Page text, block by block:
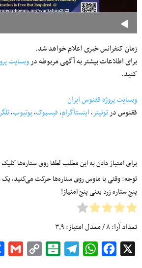
زمان کنفرانس خبرى اعلام خواهد شد.
براى اطلاعات بیشتر به آگهی مربوطه دروبسایت
کنید.
وبسایت پروژه ققنوس ایران
ققنوس درتوئیتر،اینستاگرام،فیسبوک،یوتیوب،
برای امتیاز دادن به این مطلب لطفا روی ستاره‌ها
توجه: وقتی با ماوس روی ستاره‌ها حرکت می‌کنید، یک
پنج ستاره زرد یعنی پنج امتیاز!
تعداد آرا:۸/ معدل امتیاز:۳٫۹
Facebook
WhatsApp
Telegram
Balatarin
Copy